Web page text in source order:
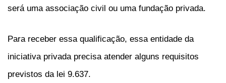
será uma associação civil ou uma fundação privada.
Para receber essa qualificação, essa entidade da
iniciativa privada precisa atender alguns requisitos
previstos da lei 9.637.